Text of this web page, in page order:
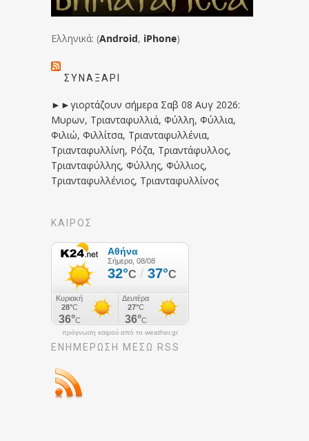
Ελληνικά: (Android, iPhone)
ΣΥΝΑΞΆΡΙ
►►γιορτάζουν σήμερα Σαβ 08 Αυγ 2026:
Μυρων, Τριανταφυλλιά, Φύλλη, Φύλλια,
Φιλιώ, Φιλλίτσα, Τριανταφυλλένια,
Τριανταφυλλίνη, Ρόζα, Τριαντάφυλλος,
Τριανταφύλλης, Φύλλης, Φύλλιος,
Τριανταφυλλένιος, Τριανταφυλλίνος
ΚΑΙΡΟΣ
πρόγνωση καιρού από το weather.gr
ΕΝΗΜΈΡΩΣΉ ΜΕΣΩ RSS